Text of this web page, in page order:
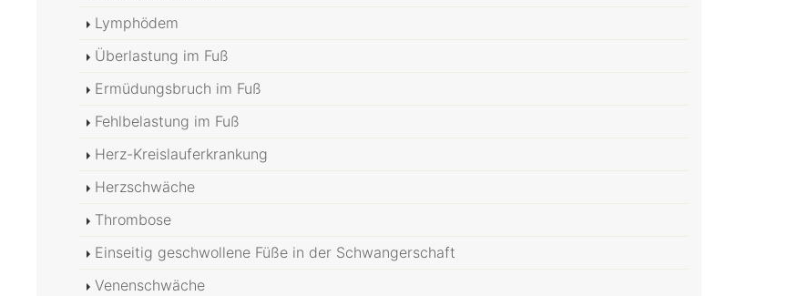
Lymphödem
Überlastung im Fuß
Ermüdungsbruch im Fuß
Fehlbelastung im Fuß
Herz-Kreislauferkrankung
Herzschwäche
Thrombose
Einseitig geschwollene Füße in der Schwangerschaft
Venenschwäche